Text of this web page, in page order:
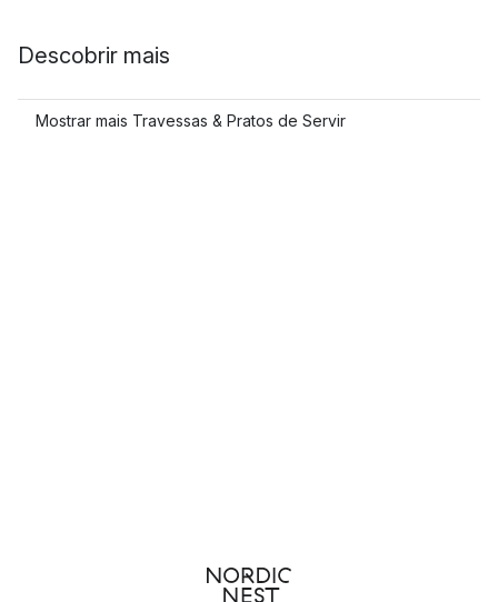
Descobrir mais
Mostrar mais Travessas & Pratos de Servir